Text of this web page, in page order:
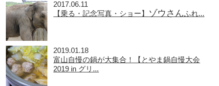
2017.06.11
【乗る・記念写真・ショー】 ゾウさんふれ...
2019.01.18
富山自慢の鍋が大集合！【とやま鍋自慢大会
2019 in グリ...